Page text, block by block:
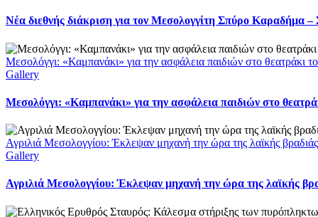
Νέα διεθνής διάκριση για τον Μεσολογγίτη Σπύρο Καραδήμα
Μεσολόγγι: «Καμπανάκι» για την ασφάλεια παιδιών στο θεατράκι
Gallery
Μεσολόγγι: «Καμπανάκι» για την ασφάλεια παιδιών στο
Αγριλιά Μεσολογγίου: Έκλεψαν μηχανή την ώρα της λαϊκής
Gallery
Αγριλιά Μεσολογγίου: Έκλεψαν μηχανή την ώρα της λαϊκής